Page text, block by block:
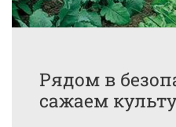
Рядом в
сажаем